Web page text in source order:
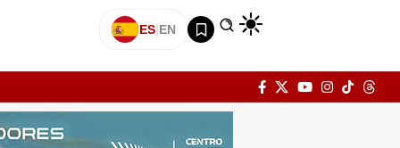
ES|EN